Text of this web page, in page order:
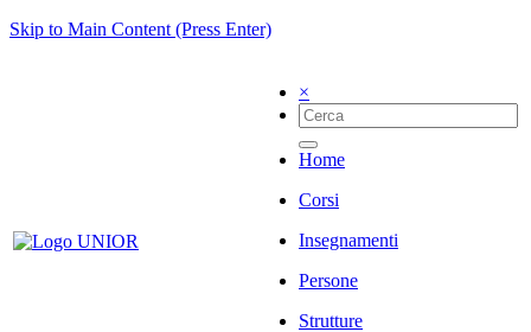
Skip to Main Content (Press Enter)
×
Home
Corsi
Insegnamenti
Persone
Strutture